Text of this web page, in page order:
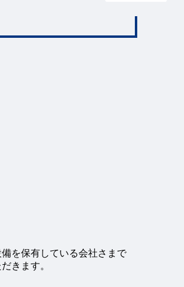
を保有している会社さまで
きます。